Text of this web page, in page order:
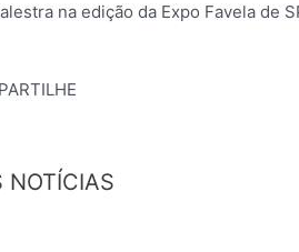
na edição da Expo Favela de
NOTÍCIAS